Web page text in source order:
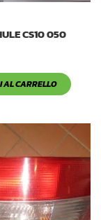
CS10 050
AL CARRELLO